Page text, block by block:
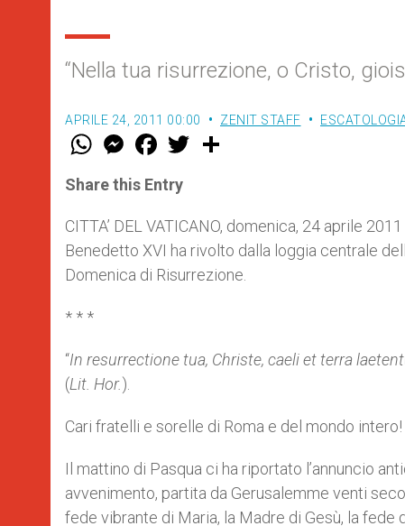
“Nella tua risurrezione, o Cristo,
APRILE 24, 2011 00:00 ZENIT STAFF
W
t
s
p
p
M
e
s
e
g
e
r
F
a
e
b
o
k
w
r
Share this Entry
CITTA’ DEL VATICANO, domenica, 24 aprile
Benedetto XVI ha rivolto dalla loggia centrale
Domenica di Risurrezione.
* * *
“In resurrectione tua, Christe, caeli et terra
(Lit. Hor.).
Cari fratelli e sorelle di Roma e del mondo intero!
Il mattino di Pasqua ci ha riportato l’annuncio
avvenimento, partita da Gerusalemme venti
fede vibrante di Maria, la Madre di Gesù, la